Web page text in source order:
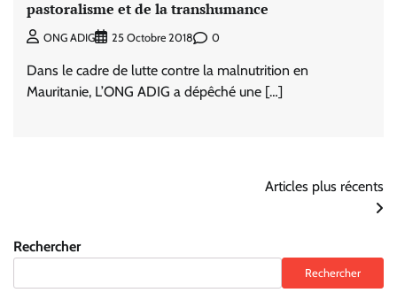
pastoralisme et de la transhumance
ONG ADIG 25 Octobre 2018 0
Dans le cadre de lutte contre la malnutrition en
Mauritanie, L’ONG ADIG a dépêché une […]
articles
Articles plus récents
Rechercher
Rechercher